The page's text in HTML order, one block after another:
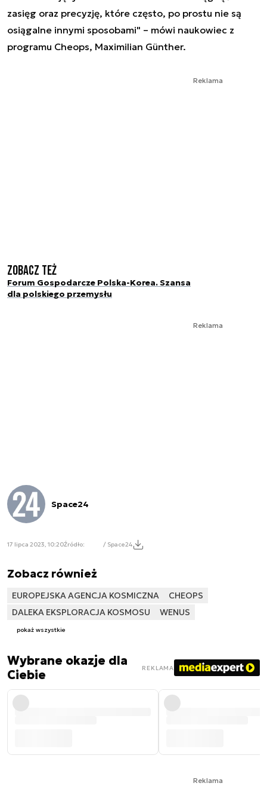
zasięg oraz precyzję, które często, po prostu nie są
osiągalne innymi sposobami" – mówi naukowiec z
programu Cheops, Maximilian Günther.
Reklama
Zobacz też
Forum Gospodarcze Polska-Korea. Szansa
dla polskiego przemysłu
Reklama
Space24
17 lipca 2023, 10:20Źródło: / Space24
Zobacz również
EUROPEJSKA AGENCJA KOSMICZNA
CHEOPS
DALEKA EKSPLORACJA KOSMOSU
WENUS
pokaż wszystkie
Wybrane okazje dla
Ciebie
REKLAMA
Reklama